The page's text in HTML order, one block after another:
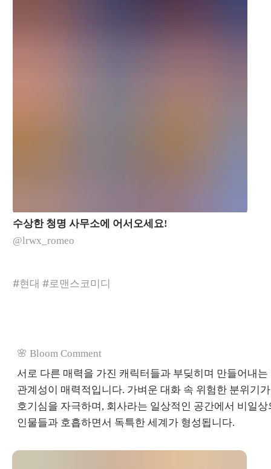
수상한 청명 사무소에 어서오세요!
@lrwx_romeo
#현대 #로맨스코미디
🌸 Bloom Comment
서로 다른 매력을 가진 캐릭터들과 부딪히며 만들어내는
관계성이 매력적입니다. 가벼운 대화 속 위험한 분위기가
호기심을 자극하며, 회사라는 일상적인 공간에서 비일상
인물들과 호흡하면서 독특한 세계가 형성됩니다.